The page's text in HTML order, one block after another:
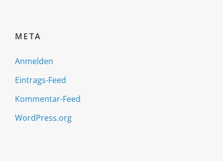
META
Anmelden
Eintrags-Feed
Kommentar-Feed
WordPress.org